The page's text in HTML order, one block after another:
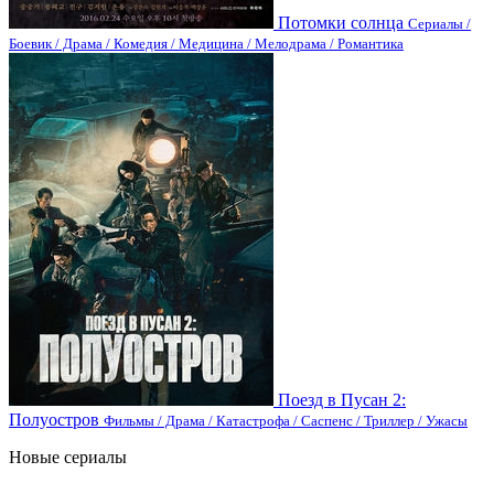
Потомки солнца Сериалы /
Боевик / Драма / Комедия / Медицина / Мелодрама / Романтика
Поезд в Пусан 2:
Полуостров Фильмы / Драма / Катастрофа / Саспенс / Триллер / Ужасы
Новые сериалы